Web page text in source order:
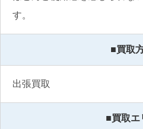
す。
■買取
出張買取
■買取エ